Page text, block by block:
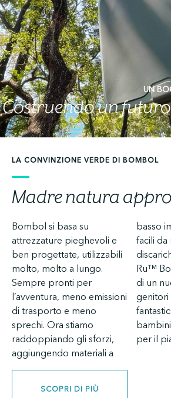
UN
Costruendo un
LA CONVINZIONE VERDE DI BOMBOL
Madre natura
Bombol si basa su
attrezzature pieghevoli e
ben progettate, utilizzabili
molto, molto a lungo.
Sempre pronti per
l’avventura, meno emissioni
di trasporto e meno
sprechi. Ora stiamo
raddoppiando gli sforzi,
aggiungendo materiali a
basso impatto e design
facili da riciclare: niente più
discariche, solo rinascite. Il
Ru™ Booster segna l’inizio
di un nuovo capitolo in cui i
genitori Brillanti non sono
fantastici solo per i
bambini, sono fantastici
per il
SCOPRI DI PIÙ